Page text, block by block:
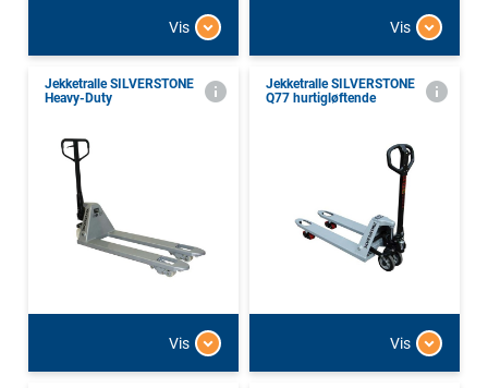
Vis Vis
Jekketralle SILVERSTONE
Heavy-Duty
Vis
Jekketralle SILVERSTONE
Q77 hurtigløftende
Vis